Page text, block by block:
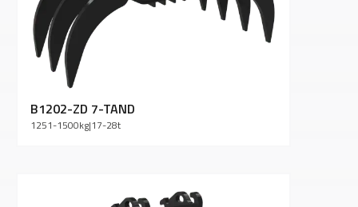
B1202-ZD 7-TAND
1251-1500kg|17-28t